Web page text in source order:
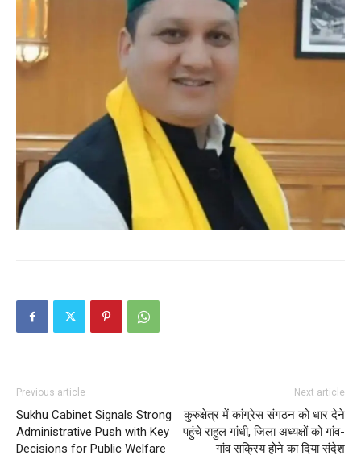
Magazine PRO
SUBSCRIBE NOW
Company
Subscription Plans
My account
Previous article
Sukhu Cabinet Signals Strong
Administrative Push with Key
Decisions for Public Welfare
Next article
कुरुक्षेत्र में कांग्रेस संगठन को धार देने
पहुंचे राहुल गांधी, जिला अध्यक्षों को गांव-
गांव सक्रिय होने का दिया संदेश